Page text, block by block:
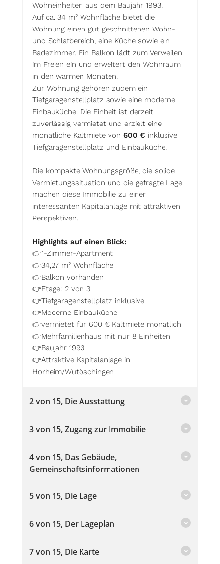
Wohneinheiten aus dem Baujahr 1993.
Auf ca. 34 m² Wohnfläche bietet die
Wohnung einen gut geschnittenen Wohn-
und Schlafbereich, eine Küche sowie ein
Badezimmer. Ein Balkon lädt zum Verweilen
im Freien ein und erweitert den Wohnraum
in den warmen Monaten.
Zur Wohnung gehören zudem ein
Tiefgaragenstellplatz sowie eine moderne
Einbauküche. Die Einheit ist derzeit
zuverlässig vermietet und erzielt eine
monatliche Kaltmiete von 600 € inklusive
Tiefgaragenstellplatz und Einbauküche.
Die kompakte Wohnungsgröße, die solide
Vermietungssituation und die gefragte Lage
machen diese Immobilie zu einer
interessanten Kapitalanlage mit attraktiven
Perspektiven.
Highlights auf einen Blick:
👉1-Zimmer-Apartment
👉34,27 m² Wohnfläche
👉Balkon vorhanden
👉Etage: 2 von 3
👉Tiefgaragenstellplatz inklusive
👉Moderne Einbauküche
👉vermietet für 600 € Kaltmiete monatlich
👉Mehrfamilienhaus mit nur 8 Einheiten
👉Baujahr 1993
👉Attraktive Kapitalanlage in
Horheim/Wutöschingen
2 von 15, Die Ausstattung
3 von 15, Zugang zur Immobilie
4 von 15, Das Gebäude,
Gemeinschaftsinformationen
5 von 15, Die Lage
6 von 15, Der Lageplan
7 von 15, Die Karte